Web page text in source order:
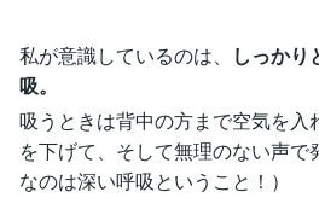
私が意識しているのは、
しっかり
吸。
吸うときは背中の方まで空気を入
を下げて、そして無理のない声
なのは深い呼吸ということ！）